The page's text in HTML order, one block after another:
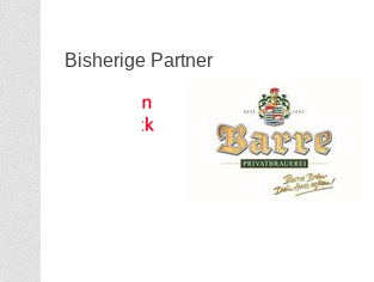
Bisherige Partner